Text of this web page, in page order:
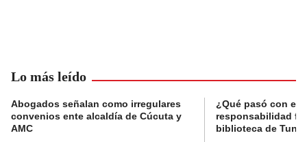
Lo más leído
Abogados señalan como irregulares
convenios ente alcaldía de Cúcuta y
AMC
¿Qué pasó con el
responsabilidad
biblioteca de